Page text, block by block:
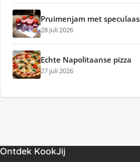
Pruimenjam met
28 juli 2026
Echte Napolitaanse pizza
27 juli 2026
Ontdek KookJij